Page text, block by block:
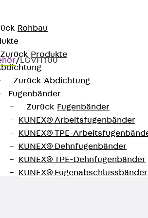
Rohbau
Zurück Produkte
Zurück Abdichtung
Fugenbänder
Zurück Fugenbänder
KUNEX® Arbeitsfugenbänder
KUNEX® TPE-
KUNEX® Dehnfugenbänder
KUNEX® TPE-Dehnfugenbänder
KUNEX® Fugenabschlussbänder
/LGVH 100
100 mm